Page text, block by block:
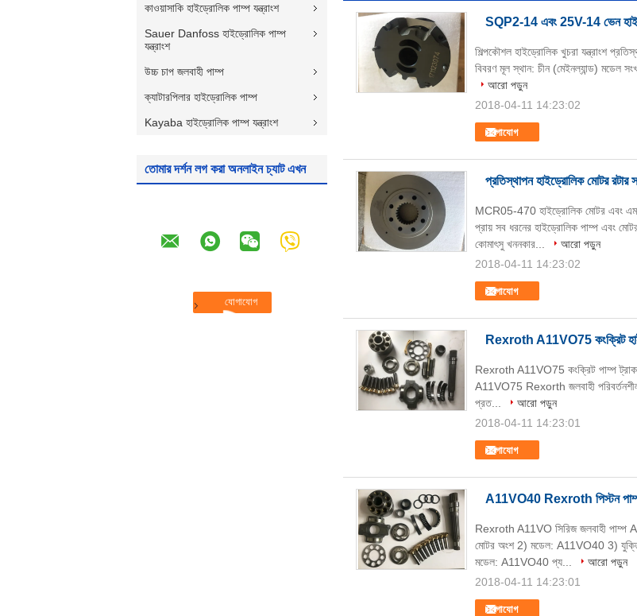
কাওয়াসাকি হাইড্রোলিক পাম্প যন্ত্রাংশ
Sauer Danfoss হাইড্রোলিক পাম্প
যন্ত্রাংশ
উচ্চ চাপ জলবাহী পাম্প
ক্যাটারপিলার হাইড্রোলিক পাম্প
Kayaba হাইড্রোলিক পাম্প যন্ত্রাংশ
তোমার দর্শন লগ করা অনলাইন চ্যাট এখন
SQP2-14 এবং 25V-14 ভেন
যোগাযোগ
শিল্পকৌশল হাইড্রোলিক খুচরা যন্ত্রাংশ
বিবরণ মূল স্থান: চীন (মেইনল্যান্ড) মডেল
আরো পড়ুন
2018-04-11 14:23:02
প্রতিস্থাপন হাইড্রোলিক মোটর
যোগাযোগ
MCR05-470 হাইড্রোলিক মোটর এবং
প্রায় সব ধরনের হাইড্রোলিক পাম্প এবং
কোমাৎসু খননকার...
আরো পড়ুন
2018-04-11 14:23:02
Rexroth A11VO75 কংক্রিট
যোগাযোগ
Rexroth A11VO75 কংক্রিট পাম্প ট্রাক
A11VO75 Rexorth জলবাহী পরিবর্তনশীল
প্রত...
আরো পড়ুন
2018-04-11 14:23:01
A11VO40 Rexroth পিস্টন পাম্প
যোগাযোগ
Rexroth A11VO সিরিজ জলবাহী পাম্প
মোটর অংশ 2) মডেল: A11VO40 3)
মডেল: A11VO40 প্য...
আরো পড়ুন
2018-04-11 14:23:01